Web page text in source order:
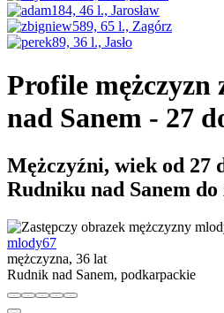
Profile mężczyzn
nad Sanem - 27
Mężczyźni, wiek od 27
Rudniku nad Sanem do
mlody67
mężczyzna, 36 lat
Rudnik nad Sanem, podkarpackie